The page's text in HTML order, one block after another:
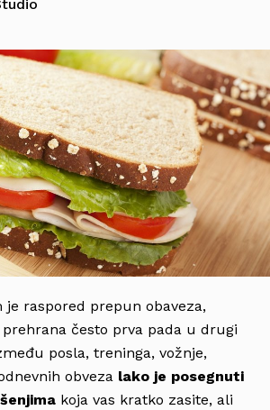
je raspored prepun obaveza,
prehrana često prva pada u drugi
posla, treninga, vožnje,
obveza lako je posegnuti
koja vas kratko zasite, ali